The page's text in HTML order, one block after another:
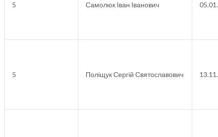
5 Самолюк Іван Іванович
5 Поліщук Сергій Святославович